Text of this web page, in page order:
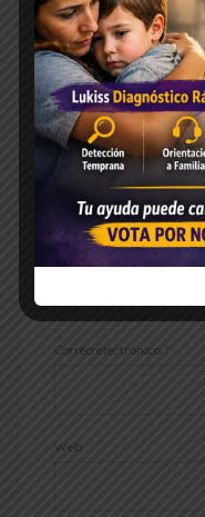
Comentario*
Nombre
Correo electrónico
Web